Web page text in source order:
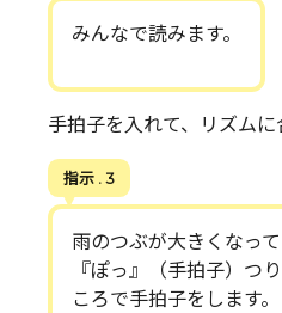
みんなで読みます。
手拍子を入れて、リズムに
指示 . 3
雨のつぶが大きくなっ
『ぽっ』（手拍子）つ
ころで手拍子をします。